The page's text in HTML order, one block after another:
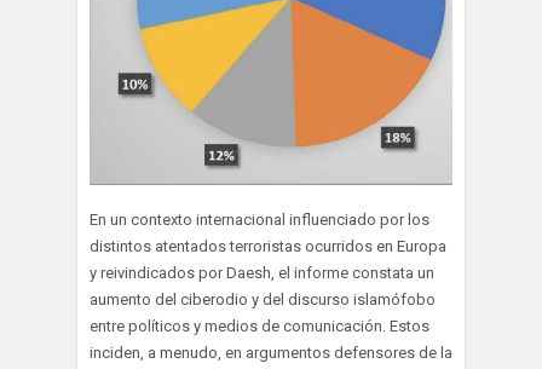
En un contexto internacional influenciado por los
distintos atentados terroristas ocurridos en Europa
y reivindicados por Daesh, el informe constata un
aumento del ciberodio y del discurso islamófobo
entre políticos y medios de comunicación. Estos
inciden, a menudo, en argumentos defensores de la